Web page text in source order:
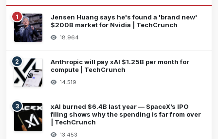
1
Jensen Huang says he's found a 'brand new'
$200B market for Nvidia | TechCrunch
18.964
2
Anthropic will pay xAI $1.25B per month for
compute | TechCrunch
14.519
3
xAI burned $6.4B last year — SpaceX’s IPO
filing shows why the spending is far from over
| TechCrunch
13.453